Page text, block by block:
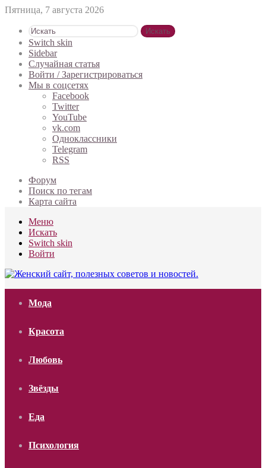
Пятница, 7 августа 2026
Искать
Switch skin
Sidebar
Случайная статья
Войти / Зарегистрироваться
Мы в соцсетях
Facebook
Twitter
YouTube
vk.com
Одноклассники
Telegram
RSS
Форум
Поиск по тегам
Карта сайта
Меню
Искать
Switch skin
Войти
Мода
Красота
Любовь
Звёзды
Еда
Психология